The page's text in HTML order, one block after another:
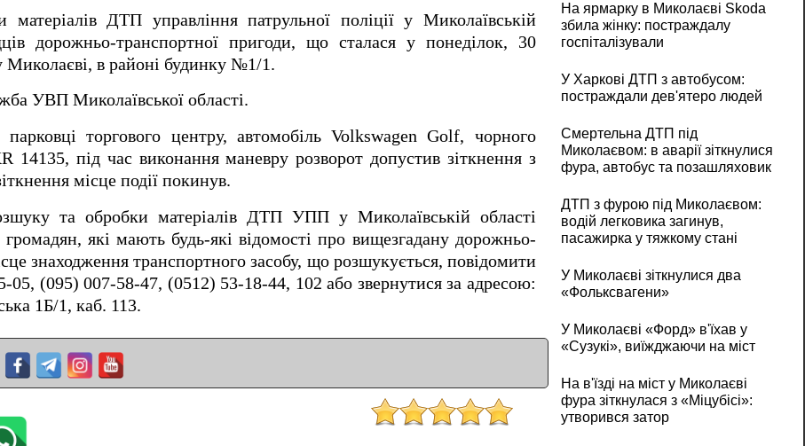
ДТП управління патрульної поліції у Миколаївській
дорожньо-транспортної пригоди, що сталася у понеділок, 30
в районі будинку №1/1.
УВП Миколаївської області.
торгового центру, автомобіль Volkswagen Golf, чорного
14135, під час виконання маневру розворот допустив зіткнення з
місце події покинув.
та обробки матеріалів ДТП УПП у Миколаївській області
які мають будь-які відомості про вищезгадану дорожньо-
знаходження транспортного засобу, що розшукується, повідомити
05, (095) 007-58-47, (0512) 53-18-44, 102 або звернутися за адресою:
1Б/1, каб. 113.
На ярмарку в Миколаєві Skoda
збила жінку: постраждалу
госпіталізували
У Харкові ДТП з автобусом:
постраждали дев'ятеро людей
Смертельна ДТП під
Миколаєвом: в аварії зіткнулися
фура, автобус та позашляховик
ДТП з фурою під Миколаєвом:
водій легковика загинув,
пасажирка у тяжкому стані
У Миколаєві зіткнулися два
«Фольксвагени»
У Миколаєві «Форд» в'їхав у
«Сузукі», виїжджаючи на міст
На в'їзді на міст у Миколаєві
фура зіткнулася з «Міцубісі»:
утворився затор